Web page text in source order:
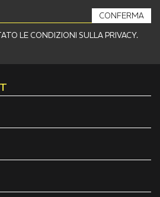
LE CONDIZIONI SULLA PRIVACY.
CONFERMA